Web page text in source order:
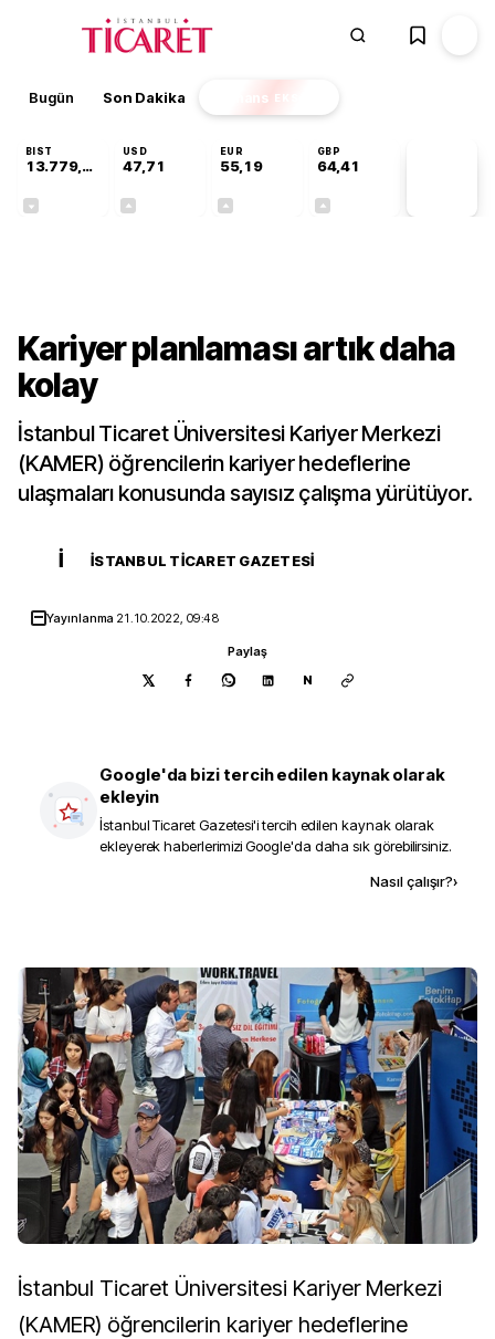
Bugün Son Dakika Finans EKSTRA
BIST
13.779,39
USD
47,71
EUR
55,19
GBP
64,41
Kariyer planlaması artık daha
kolay
İstanbul Ticaret Üniversitesi Kariyer Merkezi
(KAMER) öğrencilerin kariyer hedeflerine
ulaşmaları konusunda sayısız çalışma yürütüyor.
İ İSTANBUL TICARET GAZETESI
Yayınlanma 21.10.2022, 09:48
Paylaş
N
Google'da bizi tercih edilen kaynak olarak
ekleyin
İstanbul Ticaret Gazetesi'i tercih edilen kaynak olarak
ekleyerek haberlerimizi Google'da daha sık görebilirsiniz.
Nasıl çalışır?›
İstanbul Ticaret Üniversitesi Kariyer Merkezi
(KAMER) öğrencilerin kariyer hedeflerine